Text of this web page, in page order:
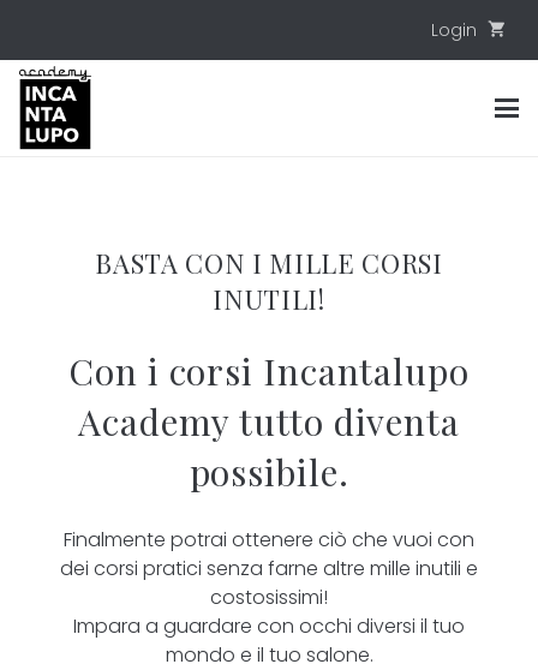
Login shopping_cart
BASTA CON I MILLE CORSI
INUTILI!
Con i corsi Incantalupo
Academy tutto diventa
possibile.
Finalmente potrai ottenere ciò che vuoi con
dei corsi pratici senza farne altre mille inutili e
costosissimi!
Impara a guardare con occhi diversi il tuo
mondo e il tuo salone.